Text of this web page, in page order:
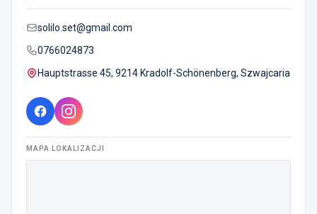
solilo.set@gmail.com
0766024873
Hauptstrasse 45, 9214 Kradolf-Schönenberg, Szwajcaria
MAPA LOKALIZACJI